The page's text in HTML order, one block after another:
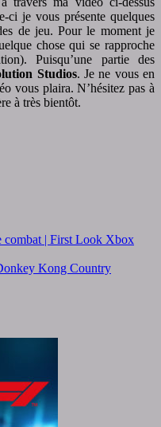
ci je vous présente quelques
de jeu. Pour le moment je
chose qui se rapproche
Puisqu’une partie des
Studios. Je ne vous en
vous plaira. N’hésitez pas à
à très bientôt.
combat | First Look Xbox
Kong Country